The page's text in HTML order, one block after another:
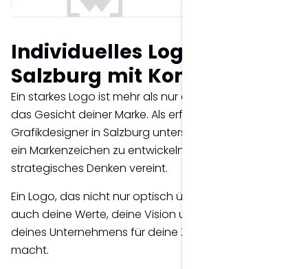
Individuelles Logo Design in
Salzburg mit Konzept.
Ein starkes Logo ist mehr als nur ein Symbol – es ist
das Gesicht deiner Marke. Als erfahrener
Grafikdesigner in Salzburg unterstütze ich dich dabei,
ein Markenzeichen zu entwickeln, das Kreativität und
strategisches Denken vereint.
Ein Logo, das nicht nur optisch überzeugt, sondern
auch deine Werte, deine Vision und die Persönlichkeit
deines Unternehmens für deine Zielgruppe sichtbar
macht.